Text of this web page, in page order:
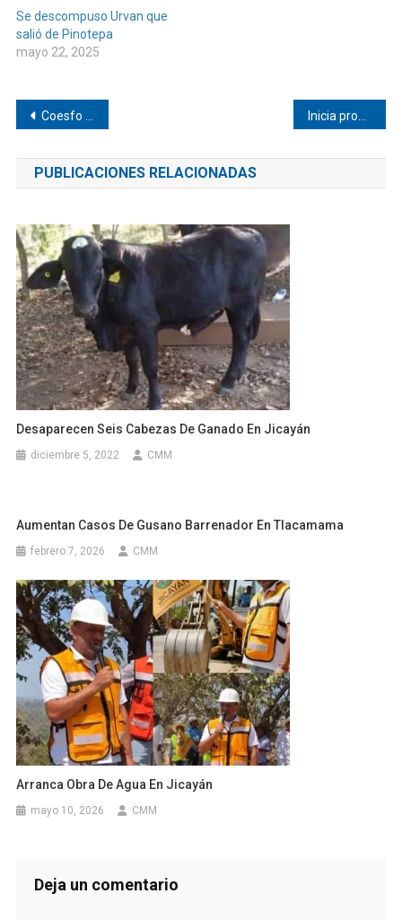
Se descompuso Urvan que
salió de Pinotepa
mayo 22, 2025
Navegación
de
entradas
Coesfo impulsa la prevención de incendios forestales en la Costa y Sierra Sur de Oaxaca
PUBLICACIONES RELACIONADAS
Desaparecen Seis Cabezas De Ganado En Jicayán
diciembre 5, 2022 CMM
Aumentan Casos De Gusano Barrenador En Tlacamama
febrero 7, 2026 CMM
Arranca Obra De Agua En Jicayán
mayo 10, 2026 CMM
Deja un comentario